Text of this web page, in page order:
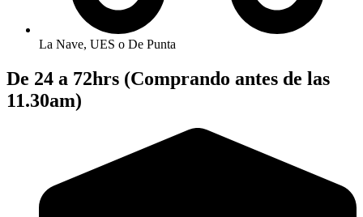
La Nave, UES o De Punta
De 24 a 72hrs (Comprando antes de las
11.30am)